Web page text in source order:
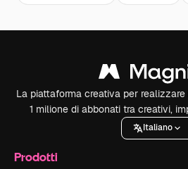
La piattaforma creativa per
1 milione di abbonati tra creativi,
Italiano
Prodotti